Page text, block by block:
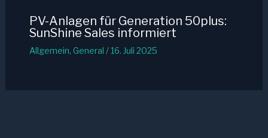
PV-Anlagen für Generation 50plus:
SunShine Sales informiert
Allgemein, General / 16. Juli 2025